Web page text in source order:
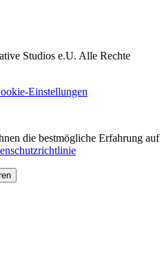
Studios e.U. Alle Rechte
Einstellungen
die bestmögliche Erfahrung auf